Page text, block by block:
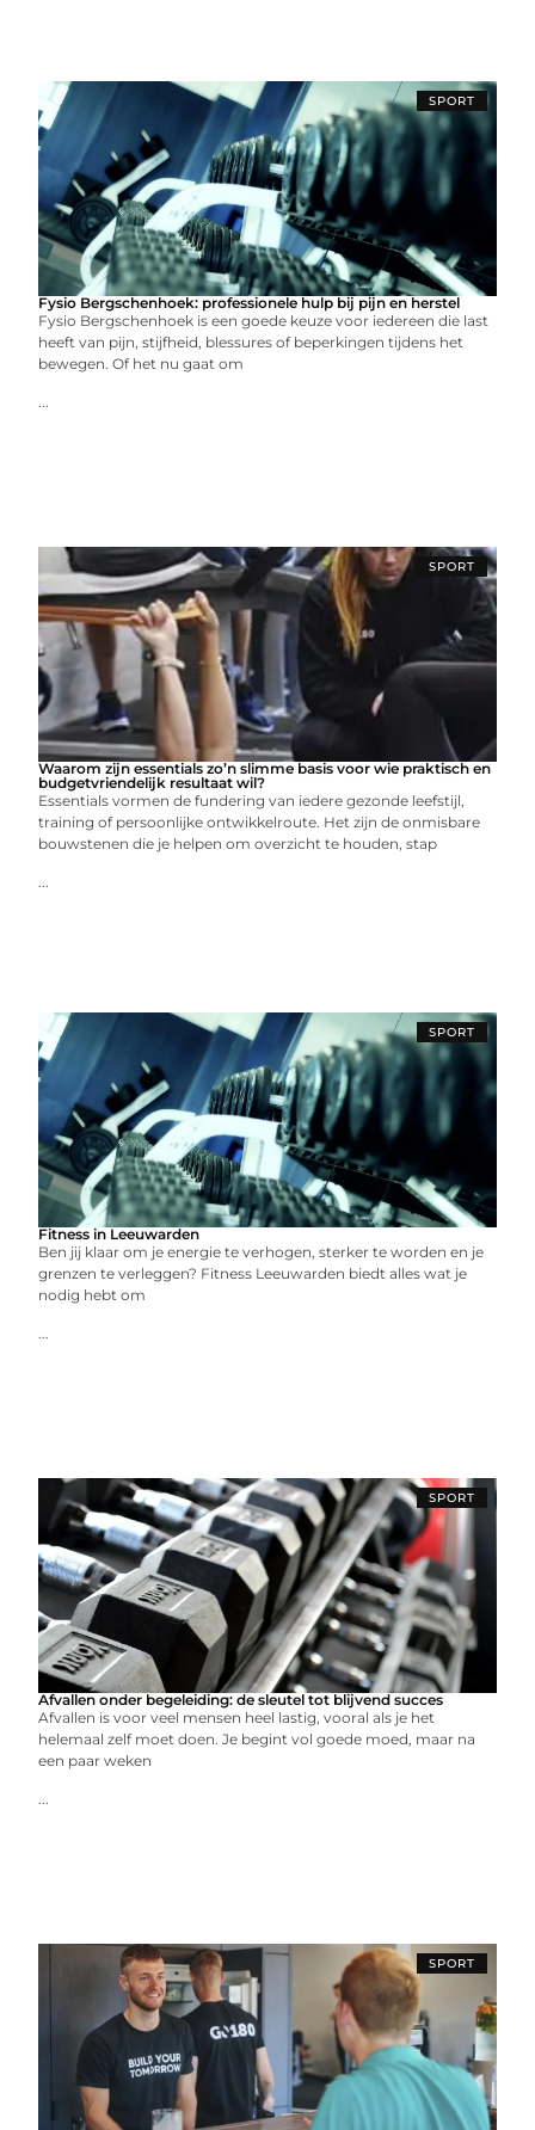
SPORT
Fysio Bergschenhoek: professionele hulp bij pijn en herstel
Fysio Bergschenhoek is een goede keuze voor iedereen die last
heeft van pijn, stijfheid, blessures of beperkingen tijdens het
bewegen. Of het nu gaat om
...
SPORT
Waarom zijn essentials zo’n slimme basis voor wie praktisch en
budgetvriendelijk resultaat wil?
Essentials vormen de fundering van iedere gezonde leefstijl,
training of persoonlijke ontwikkelroute. Het zijn de onmisbare
bouwstenen die je helpen om overzicht te houden, stap
...
SPORT
Fitness in Leeuwarden
Ben jij klaar om je energie te verhogen, sterker te worden en je
grenzen te verleggen? Fitness Leeuwarden biedt alles wat je
nodig hebt om
...
SPORT
Afvallen onder begeleiding: de sleutel tot blijvend succes
Afvallen is voor veel mensen heel lastig, vooral als je het
helemaal zelf moet doen. Je begint vol goede moed, maar na
een paar weken
...
SPORT